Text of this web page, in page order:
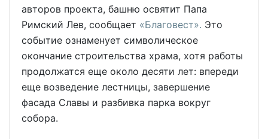
авторов проекта, башню освятит Папа
Римский Лев, сообщает «Благовест». Это
событие ознаменует символическое
окончание строительства храма, хотя работы
продолжатся еще около десяти лет: впереди
еще возведение лестницы, завершение
фасада Славы и разбивка парка вокруг
собора.